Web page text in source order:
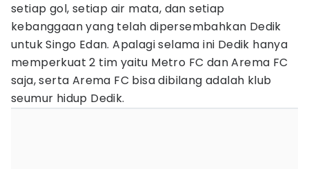
setiap gol, setiap air mata, dan setiap
kebanggaan yang telah dipersembahkan Dedik
untuk Singo Edan. Apalagi selama ini Dedik hanya
memperkuat 2 tim yaitu Metro FC dan Arema FC
saja, serta Arema FC bisa dibilang adalah klub
seumur hidup Dedik.